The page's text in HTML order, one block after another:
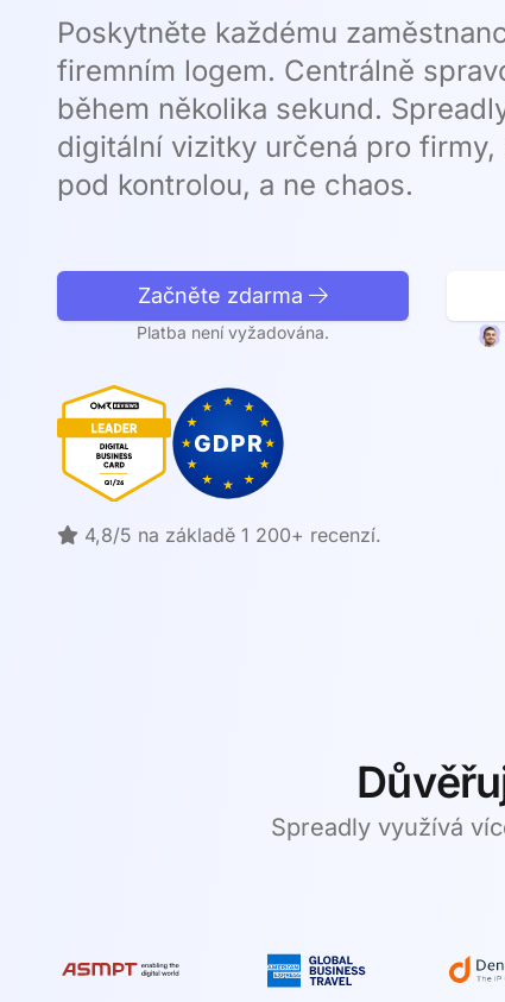
Poskytněte každému
firemním logem. Centrálně
během několika sekund.
digitální vizitky určená pro
pod kontrolou, a ne chaos.
Začněte zdarma
Platba není vyžadována.
4,8/5 na základě 1 200+ recenzí.
Spreadly využívá